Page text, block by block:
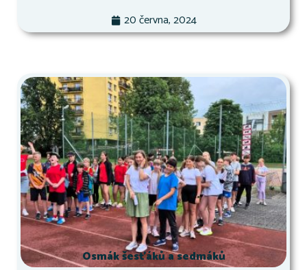
20 června, 2024
Osmák šesťáků a sedmáků